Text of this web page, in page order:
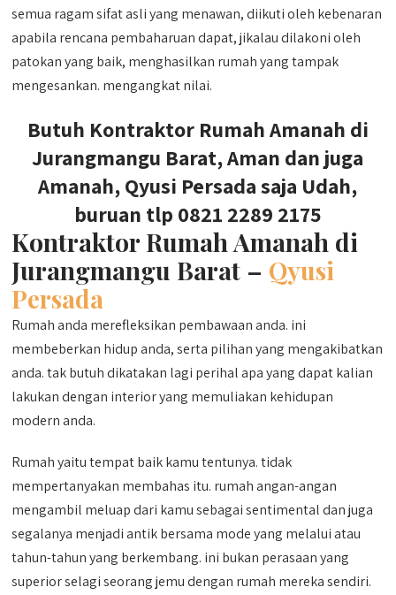
semua ragam sifat asli yang menawan, diikuti oleh kebenaran
apabila rencana pembaharuan dapat, jikalau dilakoni oleh
patokan yang baik, menghasilkan rumah yang tampak
mengesankan. mengangkat nilai.
Butuh Kontraktor Rumah Amanah di
Jurangmangu Barat, Aman dan juga
Amanah, Qyusi Persada saja Udah,
buruan tlp 0821 2289 2175
Kontraktor Rumah Amanah di
Jurangmangu Barat – Qyusi
Persada
Rumah anda merefleksikan pembawaan anda. ini
membeberkan hidup anda, serta pilihan yang mengakibatkan
anda. tak butuh dikatakan lagi perihal apa yang dapat kalian
lakukan dengan interior yang memuliakan kehidupan
modern anda.
Rumah yaitu tempat baik kamu tentunya. tidak
mempertanyakan membahas itu. rumah angan-angan
mengambil meluap dari kamu sebagai sentimental dan juga
segalanya menjadi antik bersama mode yang melalui atau
tahun-tahun yang berkembang. ini bukan perasaan yang
superior selagi seorang jemu dengan rumah mereka sendiri.